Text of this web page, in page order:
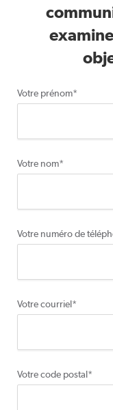
Votre prénom*
Votre nom*
Votre numéro de
Votre courriel*
Votre code postal*